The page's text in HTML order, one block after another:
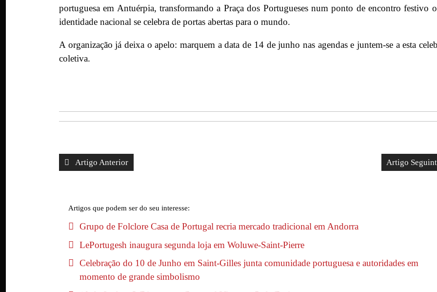
portuguesa em Antuérpia, transformando a Praça dos Portugueses num ponto de encontro festivo
identidade nacional se celebra de portas abertas para o mundo.
A organização já deixa o apelo: marquem a data de 14 de junho nas agendas e juntem-se a esta
coletiva.
Artigo Anterior Artigo
Artigos que podem ser do seu interesse:
Grupo de Folclore Casa de Portugal recria mercado tradicional em Andorra
LePortugesh inaugura segunda loja em Woluwe-Saint-Pierre
Celebração do 10 de Junho em Saint-Gilles junta comunidade portuguesa e autoridades em
momento de grande simbolismo